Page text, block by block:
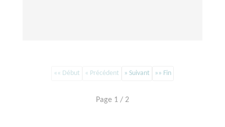
«« Début « Précédent » Suivant »» Fin
Page 1 / 2